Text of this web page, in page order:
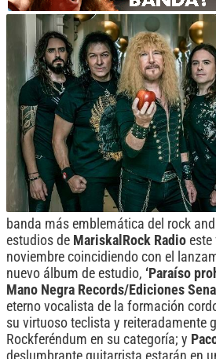
banda más emblemática del rock
estudios de MariskalRock Radio este
noviembre coincidiendo con el
nuevo álbum de estudio, ‘Paraíso
Mano Negra Records/Ediciones
eterno vocalista de la formación
su virtuoso teclista y reiteradamente
Rockferéndum en su categoría; y
deslumbrante guitarrista estarán en